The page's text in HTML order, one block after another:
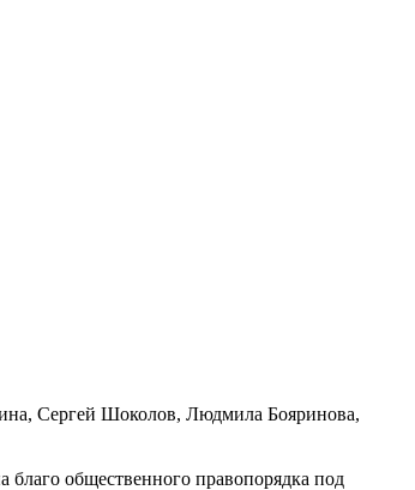
Сергей Шоколов, Людмила Бояринова,
благо общественного правопорядка под